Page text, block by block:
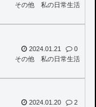
その他
私の日常生活
2024.01.21
0
その他
私の日常生活
2024.01.20
2